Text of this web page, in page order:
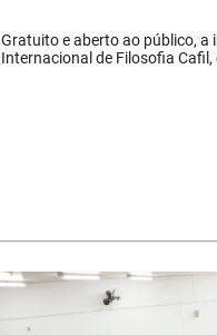
Gratuito e aberto ao público,
Internacional de Filosofia